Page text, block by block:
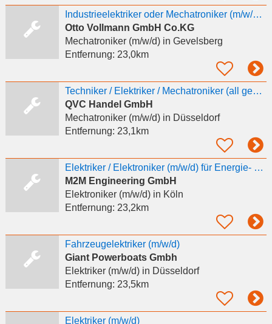
Industrieelektriker oder Mechatroniker (m/w/d) mit geregelten Arbeitszeiten (Tagschicht)
Otto Vollmann GmbH Co.KG
Mechatroniker (m/w/d)in Gevelsberg
Entfernung: 23,0km
Techniker / Elektriker / Mechatroniker (all genders) für technische Logistikanlagen
QVC Handel GmbH
Mechatroniker (m/w/d)in Düsseldorf
Entfernung: 23,1km
Elektriker / Elektroniker (m/w/d) für Energie- und Gebäudetechnik
M2M Engineering GmbH
Elektroniker (m/w/d)in Köln
Entfernung: 23,2km
Fahrzeugelektriker (m/w/d)
Giant Powerboats Gmbh
Elektriker (m/w/d)in Düsseldorf
Entfernung: 23,5km
Elektriker (m/w/d)